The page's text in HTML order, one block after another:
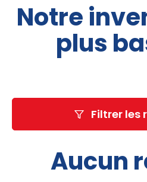
Comment ça marche
Nous joindre
Inventaire
Notre
plus
Filtrer les
Aucun